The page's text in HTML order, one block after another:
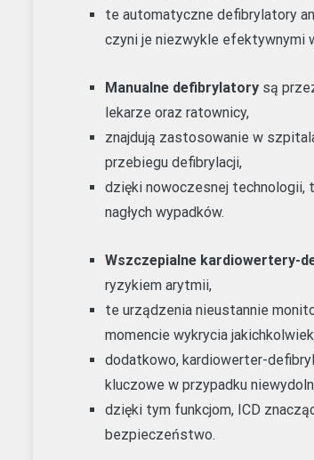
te automatyczne defibrylatory
czyni je niezwykle efektywnymi
Manualne defibrylatorysą
lekarze oraz ratownicy,
znajdują zastosowanie w
przebiegu defibrylacji,
dzięki nowoczesnej technologii,
nagłych wypadków.
Wszczepialne kardiowertery-
ryzykiem arytmii,
te urządzenia nieustannie
momencie wykrycia
dodatkowo, kardiowerter-
kluczowe w przypadku
dzięki tym funkcjom, ICD
bezpieczeństwo.